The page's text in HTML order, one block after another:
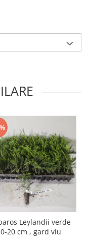
Leylandii verde
20 cm , gard viu